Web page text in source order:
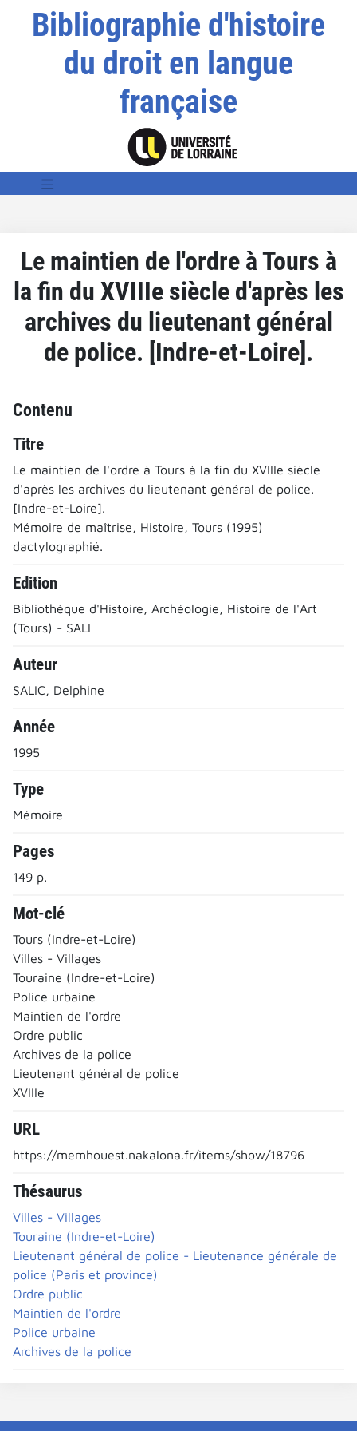
Bibliographie d'histoire
du droit en langue
française
Le maintien de l'ordre à Tours à
la fin du XVIIIe siècle d'après les
archives du lieutenant général
de police. [Indre-et-Loire].
Contenu
Titre
Le maintien de l'ordre à Tours à la fin du XVIIIe siècle
d'après les archives du lieutenant général de police.
[Indre-et-Loire].
Mémoire de maîtrise, Histoire, Tours (1995)
dactylographié.
Edition
Bibliothèque d'Histoire, Archéologie, Histoire de l'Art
(Tours) - SALI
Auteur
SALIC, Delphine
Année
1995
Type
Mémoire
Pages
149 p.
Mot-clé
Tours (Indre-et-Loire)
Villes - Villages
Touraine (Indre-et-Loire)
Police urbaine
Maintien de l'ordre
Ordre public
Archives de la police
Lieutenant général de police
XVIIIe
URL
https://memhouest.nakalona.fr/items/show/18796
Thésaurus
Villes - Villages
Touraine (Indre-et-Loire)
Lieutenant général de police - Lieutenance générale de
police (Paris et province)
Ordre public
Maintien de l'ordre
Police urbaine
Archives de la police